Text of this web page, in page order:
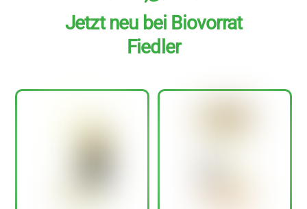
Jetzt neu bei Biovorrat
Fiedler